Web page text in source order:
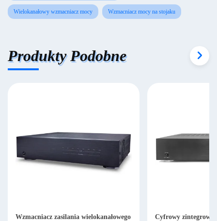
Wielokanałowy wzmacniacz mocy Wzmacniacz mocy na stojaku
Produkty Podobne
Wzmacniacz zasilania wielokanałowego
Cyfrowy